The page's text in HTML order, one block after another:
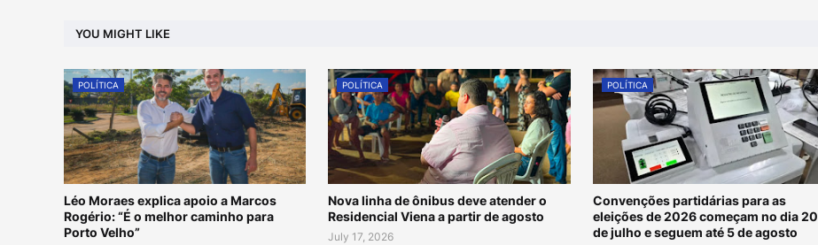
YOU MIGHT LIKE
POLÍTICA
Léo Moraes explica apoio a Marcos
Rogério: “É o melhor caminho para
Porto Velho”
POLÍTICA
Nova linha de ônibus deve atender o
Residencial Viena a partir de agosto
July 17, 2026
POLÍTICA
Convenções partidárias para as
eleições de 2026 começam no dia 20
de julho e seguem até 5 de agosto